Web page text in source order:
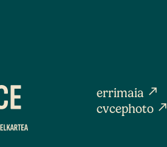
errimaia north_east
cvcephoto north_east